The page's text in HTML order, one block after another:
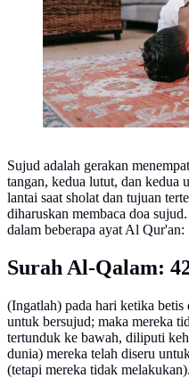
Sujud adalah gerakan
tangan, kedua lutut, dan kedua
lantai saat sholat dan tujuan
diharuskan membaca doa
dalam beberapa ayat Al Qur'an:
Surah Al-Qalam:
(Ingatlah) pada hari ketika
untuk bersujud; maka mereka
tertunduk ke bawah, diliputi
dunia) mereka telah diseru
(tetapi mereka tidak melakukan).